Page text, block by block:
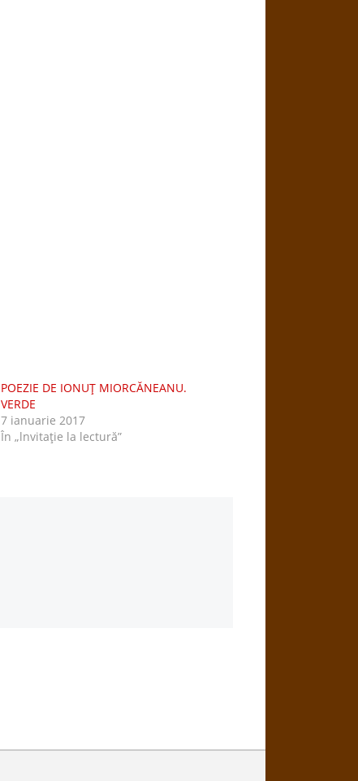
POEZIE DE IONUŢ MIORCĂNEANU.
VERDE
7 ianuarie 2017
În „lnvitaţie la lectură”